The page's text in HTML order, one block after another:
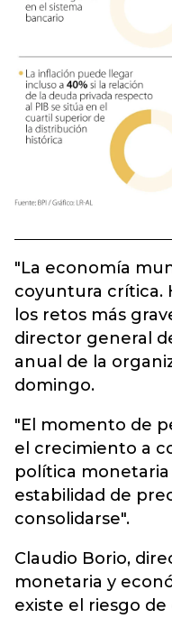
"La economía
coyuntura crítica.
los retos más
director general
anual de la
domingo.
"El momento de
el crecimiento a
política
estabilidad de
consolidarse".
Claudio Borio,
monetaria y
existe el riesgo